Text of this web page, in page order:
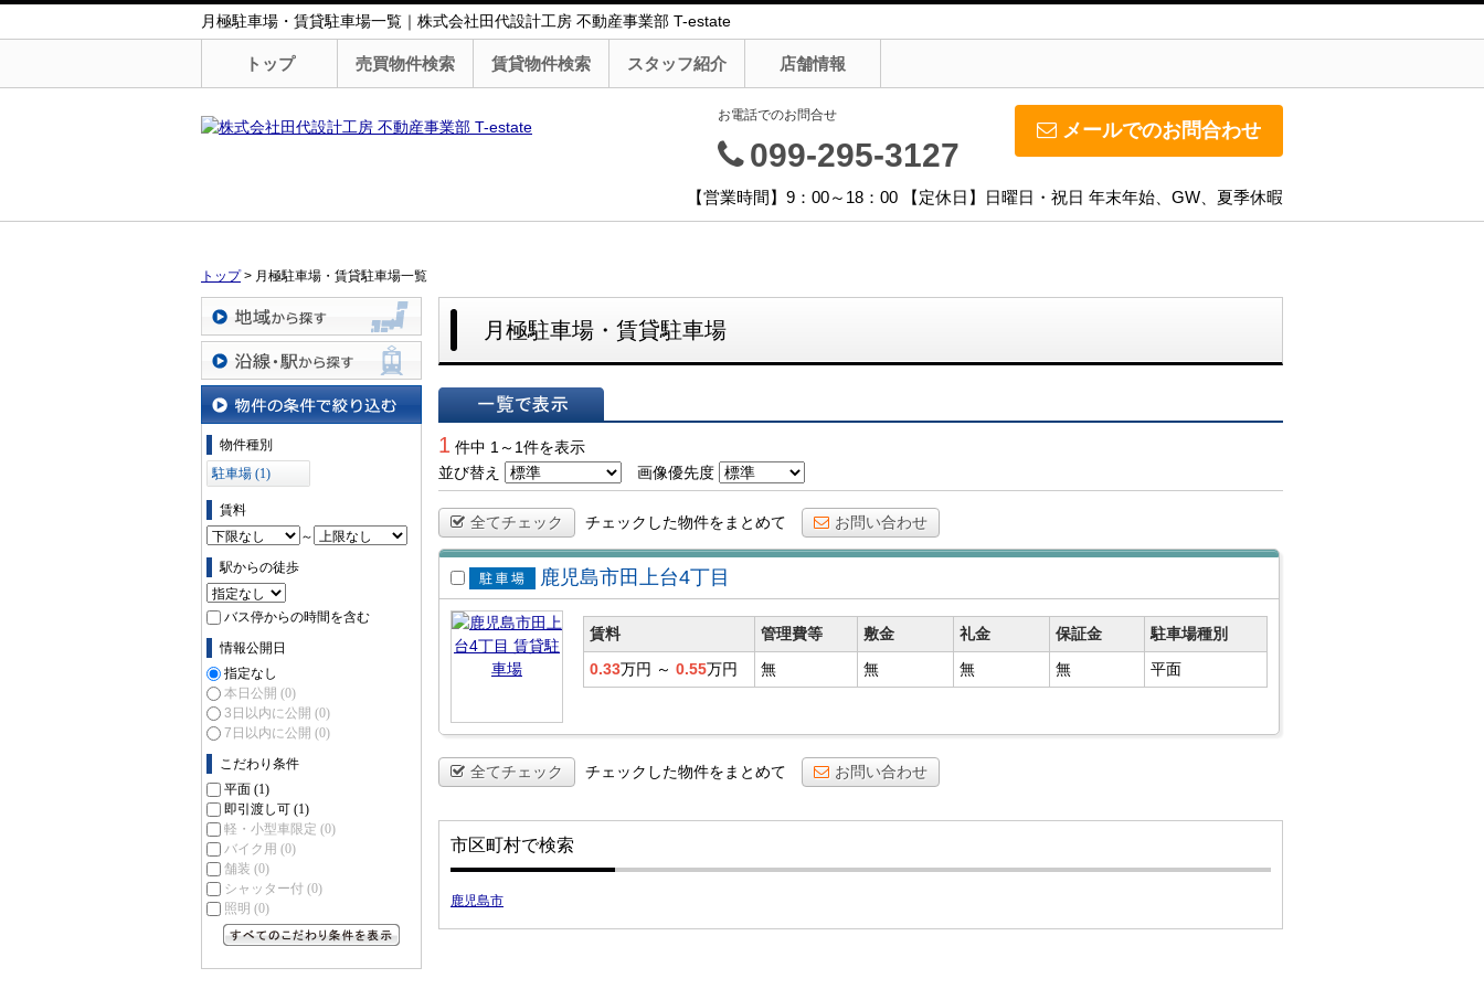
月極駐車場・賃貸駐車場一覧｜株式会社田代設計工房 不動産事業部 T-estate
トップ 売買物件検索 賃貸物件検索 スタッフ紹介 店舗情報
メールでのお問合わせ
お電話でのお問合せ
099-295-3127
【営業時間】9：00～18：00 【定休日】日曜日・祝日 年末年始、GW、夏季休暇
トップ> 月極駐車場・賃貸駐車場一覧
地域から探す
沿線・駅から探す
物件の条件で絞り込む
物件種別
駐車場 (1)
賃料
～
駅からの徒歩
バス停からの時間を含む
情報公開日
指定なし
本日公開 (0)
3日以内に公開 (0)
7日以内に公開 (0)
こだわり条件
平面 (1)
即引渡し可 (1)
軽・小型車限定 (0)
バイク用 (0)
舗装 (0)
シャッター付 (0)
照明 (0)
月極駐車場・賃貸駐車場
1 件中 1～1件を表示
並び替え
画像優先度
全てチェック チェックした物件をまとめて お問い合わせ
賃貸駐車
場
鹿児島市田上台4丁目
賃料 管理費等 敷金 礼金 保証金
駐車場種別
0.33万円 ～ 0.55万円 無 無 無 無 平面
全てチェック チェックした物件をまとめて お問い合わせ
市区町村で検索
鹿児島市